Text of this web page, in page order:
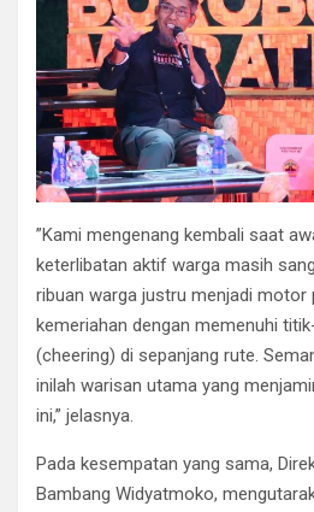
​”Kami mengenang kembali saat
keterlibatan aktif warga masih
ribuan warga justru menjadi motor
kemeriahan dengan memenuhi
(cheering) di sepanjang rute.
inilah warisan utama yang
ini,” jelasnya.
​Pada kesempatan yang sama,
Bambang Widyatmoko,